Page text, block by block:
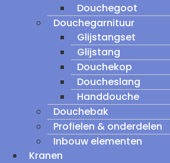
Douchegoot
Douchegarnituur
Glijstangset
Glijstang
Douchekop
Doucheslang
Handdouche
Douchebak
Profielen & onderdelen
Inbouw elementen
Kranen